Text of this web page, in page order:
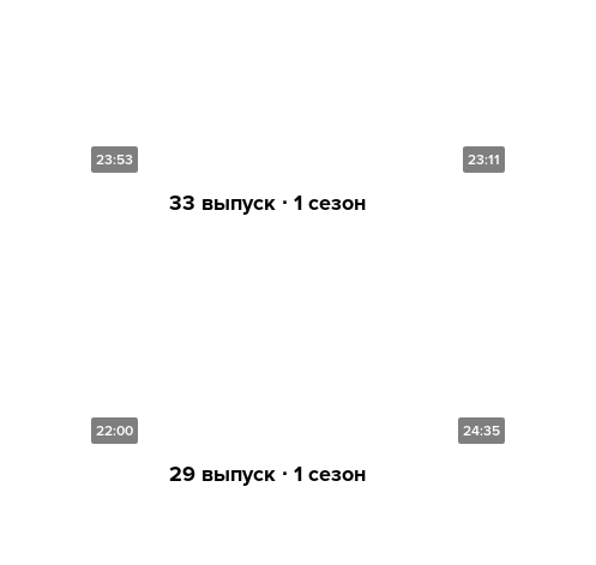
23:53 23:11
33 выпуск ∙ 1 сезон
22:00 24:35
29 выпуск ∙ 1 сезон